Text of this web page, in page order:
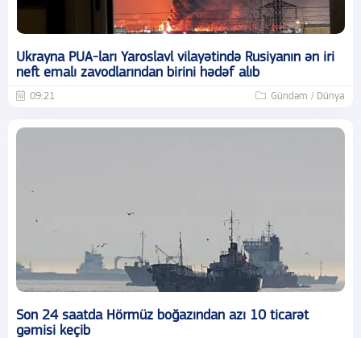
Ukrayna PUA-ları Yaroslavl vilayətində Rusiyanın ən iri
neft emalı zavodlarından birini hədəf alıb
09:21 Gündəm / Dünya
Son 24 saatda Hörmüz boğazından azı 10 ticarət
gəmisi keçib